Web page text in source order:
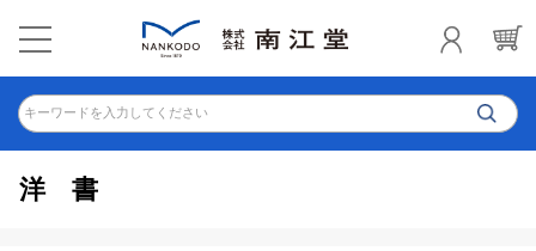
キーワードを入力してください
洋書